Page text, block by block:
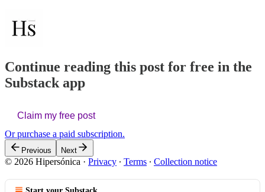
Continue reading this post for free in the
Substack app
Claim my free post
Or purchase a paid subscription.
Previous Next
© 2026 Hipersónica · Privacy ∙ Terms ∙ Collection notice